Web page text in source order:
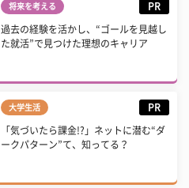
将来を考える PR
過去の経験を活かし、“ゴールを見越し
た就活”で見つけた理想のキャリア
大学生活 PR
「気づいたら課金!?」ネットに潜む“ダ
ークパターン”て、知ってる？